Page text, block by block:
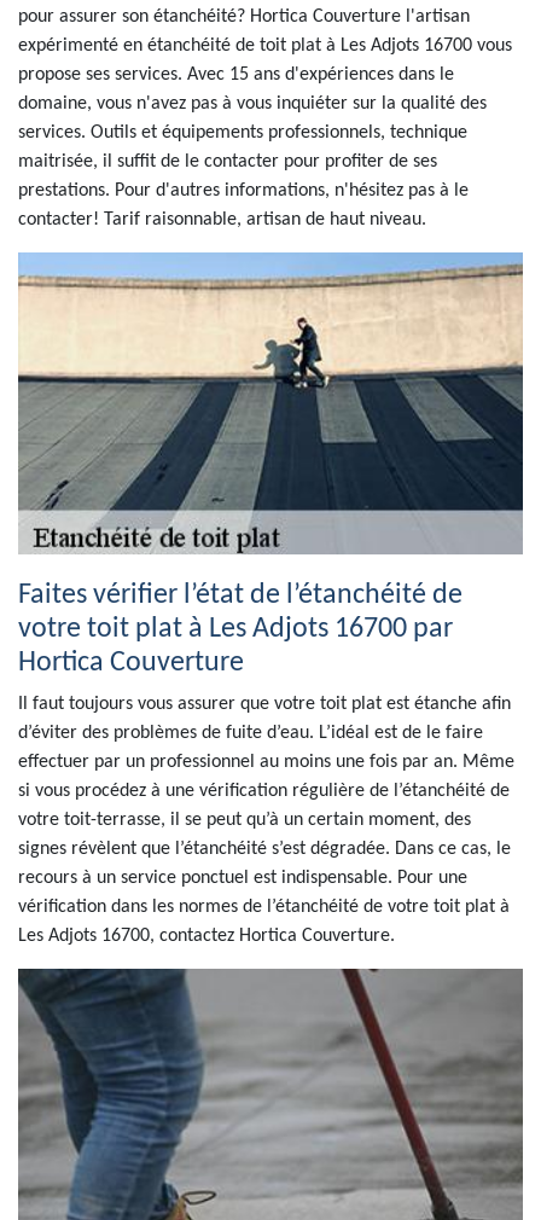
pour assurer son étanchéité? Hortica Couverture l'artisan
expérimenté en étanchéité de toit plat à Les Adjots 16700 vous
propose ses services. Avec 15 ans d'expériences dans le
domaine, vous n'avez pas à vous inquiéter sur la qualité des
services. Outils et équipements professionnels, technique
maitrisée, il suffit de le contacter pour profiter de ses
prestations. Pour d'autres informations, n'hésitez pas à le
contacter! Tarif raisonnable, artisan de haut niveau.
Faites vérifier l’état de l’étanchéité de
votre toit plat à Les Adjots 16700 par
Hortica Couverture
Il faut toujours vous assurer que votre toit plat est étanche afin
d’éviter des problèmes de fuite d’eau. L’idéal est de le faire
effectuer par un professionnel au moins une fois par an. Même
si vous procédez à une vérification régulière de l’étanchéité de
votre toit-terrasse, il se peut qu’à un certain moment, des
signes révèlent que l’étanchéité s’est dégradée. Dans ce cas, le
recours à un service ponctuel est indispensable. Pour une
vérification dans les normes de l’étanchéité de votre toit plat à
Les Adjots 16700, contactez Hortica Couverture.